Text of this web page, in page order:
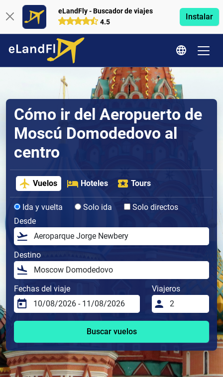
eLandFly - Buscador de viajes
4.5
Instalar
Cómo ir del Aeropuerto de
Moscú Domodedovo al
centro
Vuelos Hoteles Tours
Ida y vuelta Solo ida
Solo directos
Desde
Destino
Fechas del viaje Viajeros
Buscar vuelos